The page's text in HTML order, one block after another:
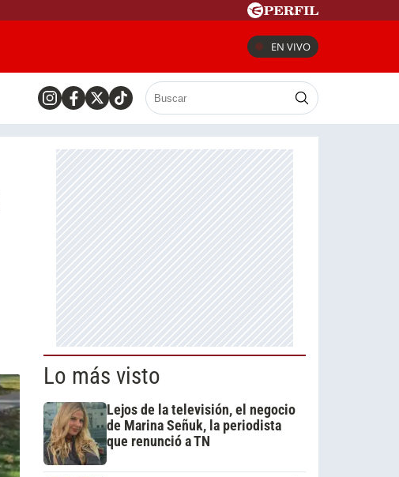
EN VIVO
Lo más visto
Lejos de la televisión, el negocio
de Marina Señuk, la periodista
que renunció a TN